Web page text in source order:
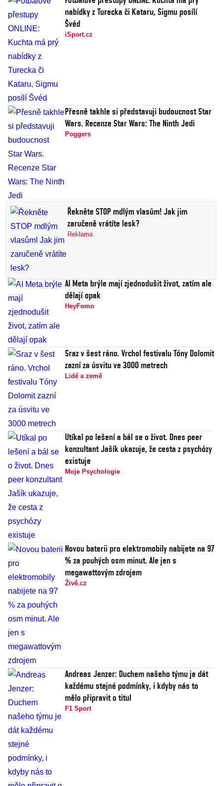
nabídky z Turecka či Kataru, Sigmu posílí
Švéd
iSport.cz
Přesně takhle si představuji budoucnost Star
Wars. Recenze Star Wars: The Ninth Jedi
Poggers
Řekněte STOP mdlým vlasům! Jak jim
zaručeně vrátíte lesk?
Reklama
AI Meta brýle mají zjednodušit život, zatím ale
dělají opak
HeyFomo
Sraz v šest ráno. Vrchol festivalu Tóny Dolomit
zazní za úsvitu ve 3000 metrech
Lidé a země
Utíkal po lešení a bál se o život. Dnes peer
konzultant Jašík ukazuje, že cesta z psychózy
existuje
Moje Psychologie
Novou baterii pro elektromobily nabijete na 97
% za pouhých osm minut. Ale jen s
megawattovým zdrojem
Živě.cz
Andreas Jenzer: Duchem našeho týmu je dát
každému stejné podmínky, i kdyby nás to
mělo připravit o titul
F1 Sport